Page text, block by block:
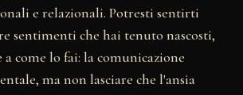
e relazionali. Potresti sentirti
sentimenti che hai tenuto nascosti,
come lo fai: la comunicazione
ma non lasciare che l'ansia